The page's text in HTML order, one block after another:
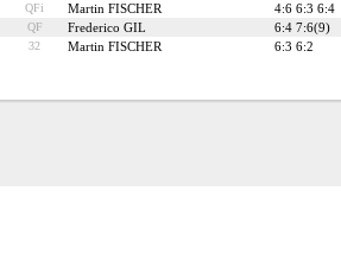
QFi Martin FISCHER
4:6 6:3 6:4
QF Frederico GIL
6:4 7:6(9)
32 Martin FISCHER 6:3 6:2